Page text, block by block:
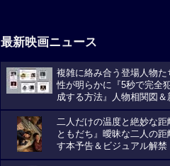
最新映画ニュース
複雑に絡み合う登場人物た
性が明らかに『5秒で完全
成する方法』人物相関図＆
二人だけの温度と絶妙な距
ともだち』曖昧な二人の距
す本予告＆ビジュアル解禁